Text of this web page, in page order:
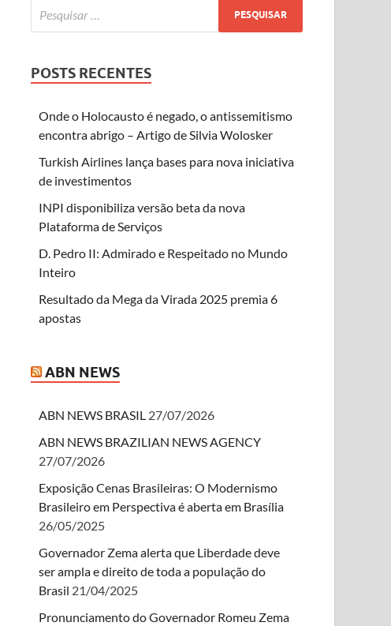
POSTS RECENTES
Onde o Holocausto é negado, o antissemitismo
encontra abrigo – Artigo de Silvia Wolosker
Turkish Airlines lança bases para nova iniciativa
de investimentos
INPI disponibiliza versão beta da nova
Plataforma de Serviços
D. Pedro II: Admirado e Respeitado no Mundo
Inteiro
Resultado da Mega da Virada 2025 premia 6
apostas
ABN NEWS
ABN NEWS BRASIL 27/07/2026
ABN NEWS BRAZILIAN NEWS AGENCY
27/07/2026
Exposição Cenas Brasileiras: O Modernismo
Brasileiro em Perspectiva é aberta em Brasília
26/05/2025
Governador Zema alerta que Liberdade deve
ser ampla e direito de toda a população do
Brasil 21/04/2025
Pronunciamento do Governador Romeu Zema